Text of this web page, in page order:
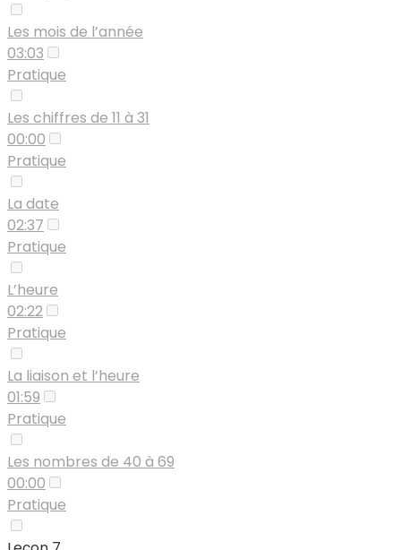
Les mois de l’année
03:03
Pratique
Les chiffres de 11 à 31
00:00
Pratique
La date
02:37
Pratique
L’heure
02:22
Pratique
La liaison et l’heure
01:59
Pratique
Les nombres de 40 à 69
00:00
Pratique